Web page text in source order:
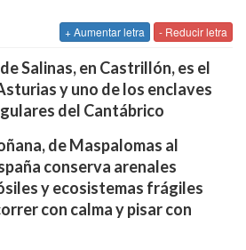
+ Aumentar letra - Reducir letra
Salinas, en Castrillón, es el
y uno de los enclaves
del Cantábrico
de Maspalomas al
conserva arenales
y ecosistemas frágiles
con calma y pisar con